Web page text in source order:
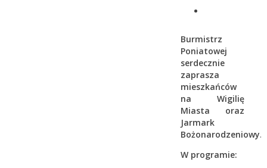
Burmistrz
Poniatowej
serdecznie
zaprasza
mieszkańców
na Wigilię
Miasta oraz
Jarmark
Bożonarodzeniowy.
W programie: